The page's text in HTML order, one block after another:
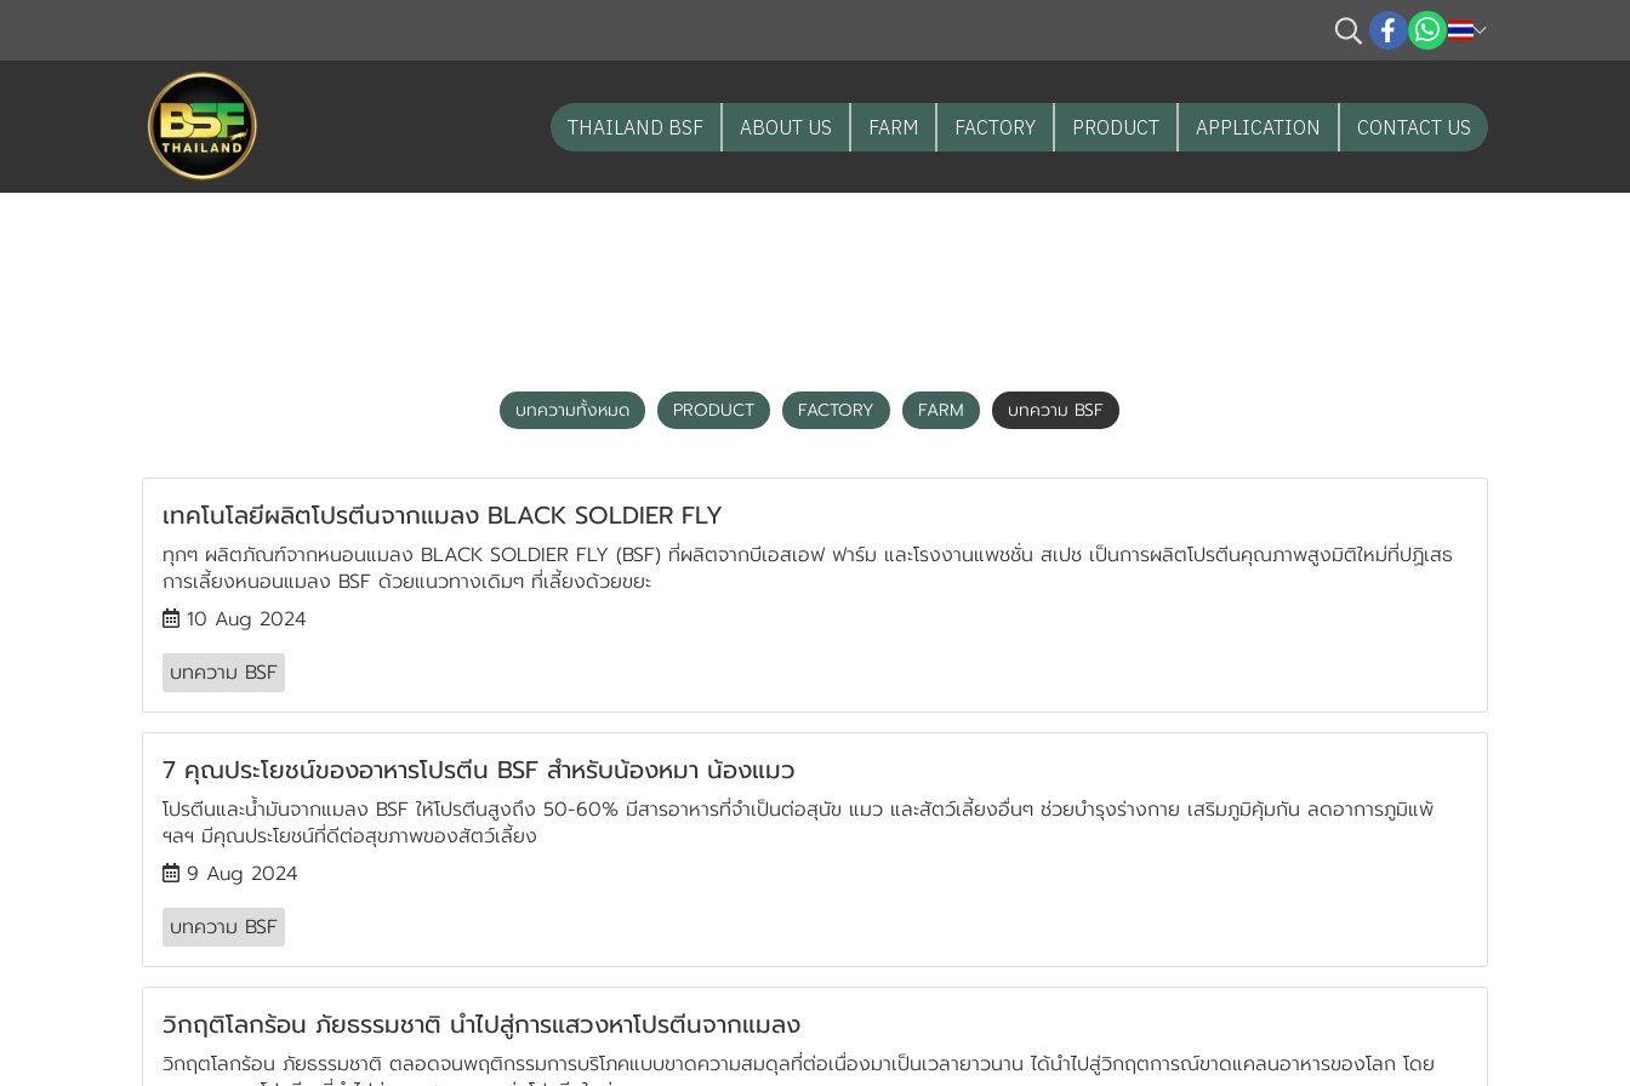
THAILAND BSF ABOUT US FARM FACTORY PRODUCT APPLICATION CONTACT US
บทความทั้งหมด PRODUCT FACTORY FARM บทความ BSF
เทคโนโลยีผลิตโปรตีนจากแมลง BLACK SOLDIER FLY
ทุกๆ ผลิตภัณฑ์จากหนอนแมลง BLACK SOLDIER FLY (BSF) ที่ผลิตจากบีเอสเอฟ ฟาร์ม และโรงงานแพชชั่น สเปช เป็นการผลิตโปรตีนคุณภาพสูงมิติใหม่ที่ปฏิเสธ
การเลี้ยงหนอนแมลง BSF ด้วยแนวทางเดิมๆ ที่เลี้ยงด้วยขยะ
10 Aug 2024
บทความ BSF
7 คุณประโยชน์ของอาหารโปรตีน BSF สำหรับน้องหมา น้องแมว
โปรตีนและน้ำมันจากแมลง BSF ให้โปรตีนสูงถึง 50-60% มีสารอาหารที่จำเป็นต่อสุนัข แมว และสัตว์เลี้ยงอื่นๆ ช่วยบำรุงร่างกาย เสริมภูมิคุ้มกัน ลดอาการภูมิแพ้
ฯลฯ มีคุณประโยชน์ที่ดีต่อสุขภาพของสัตว์เลี้ยง
9 Aug 2024
บทความ BSF
วิกฤติโลกร้อน ภัยธรรมชาติ นำไปสู่การแสวงหาโปรตีนจากแมลง
วิกฤตโลกร้อน ภัยธรรมชาติ ตลอดจนพฤติกรรมการบริโภคแบบขาดความสมดุลที่ต่อเนื่องมาเป็นเวลายาวนาน ได้นำไปสู่วิกฤตการณ์ขาดแคลนอาหารของโลก โดย